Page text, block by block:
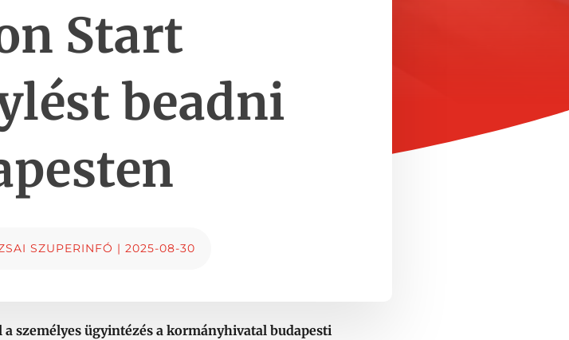
Start
beadni
SZUPERINFÓ | 2025-08-30
a személyes ügyintézés a kormányhivatal budapesti